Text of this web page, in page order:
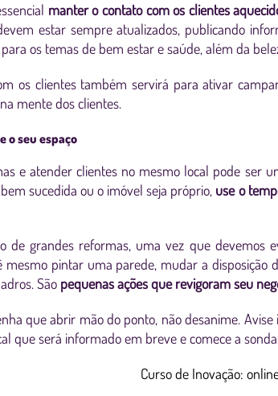
manter o contato com os clientes
estar sempre atualizados, publicando
os temas de bem estar e saúde, além da
os clientes também servirá para ativar
mente dos clientes.
o seu espaço
e atender clientes no mesmo local pode ser
sucedida ou o imóvel seja próprio, use o
de grandes reformas, uma vez que devemos
mesmo pintar uma parede, mudar a
São pequenas ações que revigoram seu
que abrir mão do ponto, não desanime.
que será informado em breve e comece a
Curso de Inovação: